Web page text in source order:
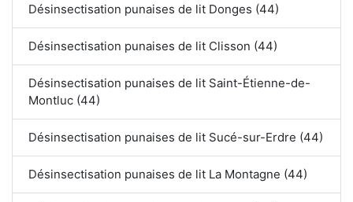
Désinsectisation punaises de lit Donges (44)
Désinsectisation punaises de lit Clisson (44)
Désinsectisation punaises de lit Saint-Étienne-de-
Montluc (44)
Désinsectisation punaises de lit Sucé-sur-Erdre (44)
Désinsectisation punaises de lit La Montagne (44)